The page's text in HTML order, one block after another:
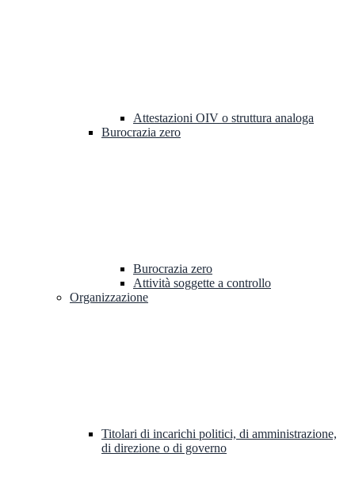
Attestazioni OIV o struttura analoga
Burocrazia zero
Burocrazia zero
Attività soggette a controllo
Organizzazione
Titolari di incarichi politici, di amministrazione,
di direzione o di governo